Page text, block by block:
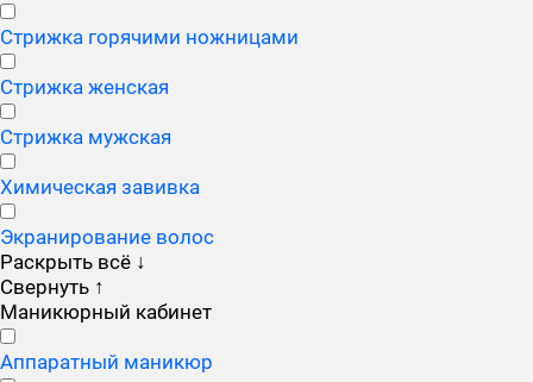
Стрижка горячими ножницами
Стрижка женская
Стрижка мужская
Химическая завивка
Экранирование волос
Раскрыть всё ↓
Свернуть ↑
Маникюрный кабинет
Аппаратный маникюр